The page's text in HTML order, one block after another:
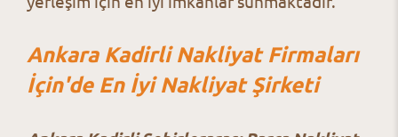
Ankara Kadirli Nakliyat Firmaları
İçin'de En İyi Nakliyat Şirketi